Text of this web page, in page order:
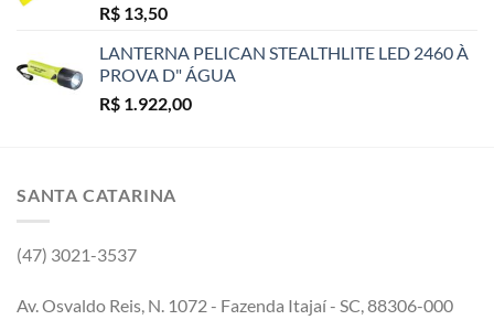
R$ 13,50
LANTERNA PELICAN STEALTHLITE LED 2460 À
PROVA D" ÁGUA
R$ 1.922,00
SANTA CATARINA
(47) 3021-3537
Av. Osvaldo Reis, N. 1072 - Fazenda Itajaí - SC, 88306-000